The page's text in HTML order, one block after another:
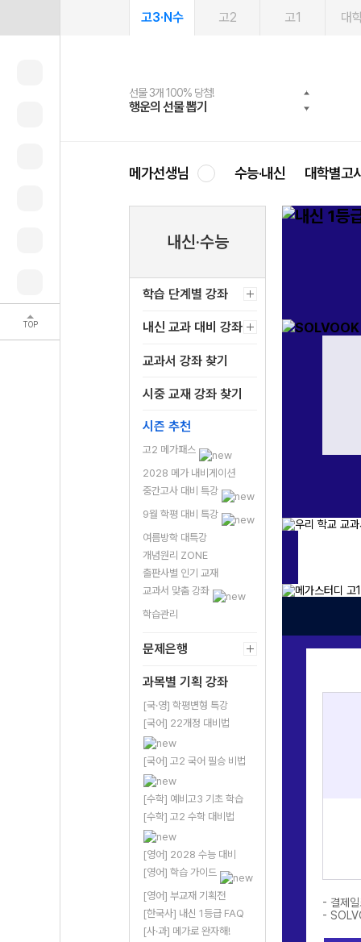
TOP
고3·N수 고2 고1 대
선물 3개 100% 당첨!
행운의 선물 뽑기
선물 100% 증정!
메가스터디 X 올리브
여름방학 스터디 캐시백
메가런 썸머스쿨
2027 러셀 단과
강사 공개선발
스마트러닝앱
설문 EVENT
메가패스
3일 무료 체험권
메가패스 수강생 무료혜택!
메가클럽 멤버십
사회공헌 캠페인
희망이룸 메가나눔
메가선생님 수능·내신 대학별고
내신·수능
학습 단계별 강좌
내신 교과 대비 강좌
교과서 강좌 찾기
시중 교재 강좌 찾기
시즌 추천
고2 메가패스
2028 메가 내비게이션
중간고사 대비 특강
9월 학평 대비 특강
여름방학 대특강
개념원리 ZONE
출판사별 인기 교재
교과서 맞춤 강좌
학습관리
문제은행
과목별 기획 강좌
[국·영] 학평변형 특강
[국어] 22개정 대비법
[국어] 고2 국어 필승 비법
[수학] 예비고3 기초 학습
[수학] 고2 수학 대비법
[영어] 2028 수능 대비
[영어] 학습 가이드
[영어] 부교재 기획전
[한국사] 내신 1등급 FAQ
[사·과] 메가로 완자해!
정확하게 익힐 수 있어서 너무너무 좋았습니다
풀 수 있어서 넘 좋았던 거 같아요
- 결제
-